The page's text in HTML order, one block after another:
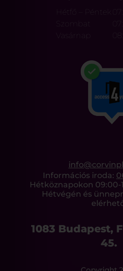
Hétfő – Péntek
Szombat
Vasárnap
Információs iroda:
Hétköznapokon 09:00-
Hétvégén és
1083 Budapest,
45.